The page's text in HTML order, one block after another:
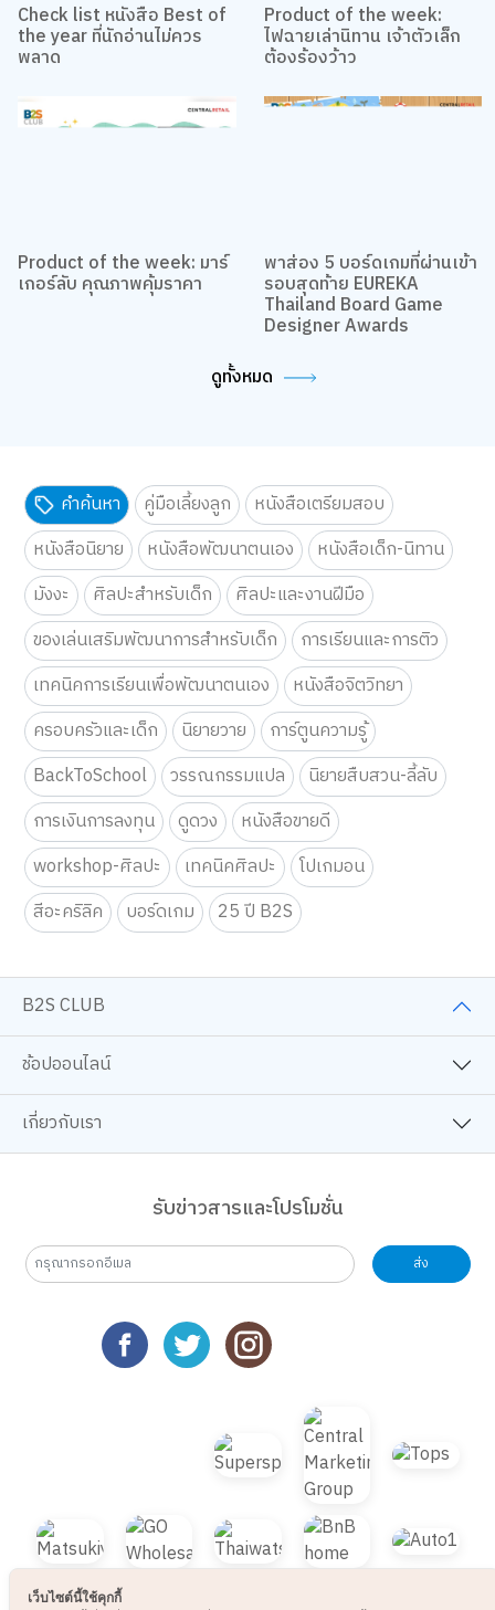
Check list หนังสือ Best of
the year ที่นักอ่านไม่ควร
พลาด
Product of the week:
ไฟฉายเล่านิทาน เจ้าตัวเล็ก
ต้องร้องว้าว
Product of the week: มาร์
เกอร์ลับ คุณภาพคุ้มราคา
พาส่อง 5 บอร์ดเกมที่ผ่านเข้า
รอบสุดท้าย EUREKA
Thailand Board Game
Designer Awards
ดูทั้งหมด
คำค้นหา คู่มือเลี้ยงลูก
หนังสือเตรียมสอบ
หนังสือนิยาย
หนังสือพัฒนาตนเอง
หนังสือเด็ก-นิทาน
มังงะ
ศิลปะสำหรับเด็ก
ศิลปะและงานฝีมือ
ของเล่นเสริมพัฒนาการสำหรับเด็ก
การเรียนและการติว
เทคนิคการเรียนเพื่อพัฒนาตนเอง
หนังสือจิตวิทยา
ครอบครัวและเด็ก
นิยายวาย
การ์ตูนความรู้
BackToSchool
วรรณกรรมแปล
นิยายสืบสวน-ลี้ลับ
การเงินการลงทุน
ดูดวง
หนังสือขายดี
workshop-ศิลปะ
เทคนิคศิลปะ
โปเกมอน
สีอะคริลิค
บอร์ดเกม 25 ปี B2S
B2S CLUB
ช้อปออนไลน์
เกี่ยวกับเรา
รับข่าวสารและโปรโมชั่น
ส่ง
เว็บไซต์นี้ใช้คุกกี้